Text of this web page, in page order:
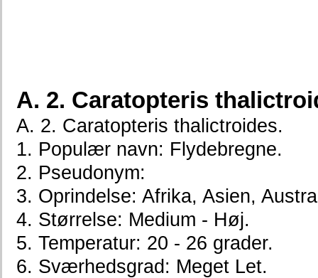
A. 2. Caratopteris
A. 2. Caratopteris thalictroides.
1. Populær navn: Flydebregne.
2. Pseudonym:
3. Oprindelse: Afrika, Asien,
4. Størrelse: Medium - Høj.
5. Temperatur: 20 - 26 grader.
6. Sværhedsgrad: Meget Let.